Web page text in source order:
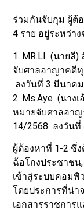
ร่วมกันจับกุม ผู้ต้
4 ราย อยู่ระหว่า
1. MR.LI (นายลี
จับศาลอาญาคดี
ลงวันที่ 3 มีนาค
2. Ms.Aye (นาง
หมายจับศาลอา
14/2568 ลงวันที่
ผู้ต้องหาที่ 1-2 ซึ่
ฉ้อโกงประชาชน
เข้าสู่ระบบคอมพิ
โดยประการที่น่า
เอกสารราชการ